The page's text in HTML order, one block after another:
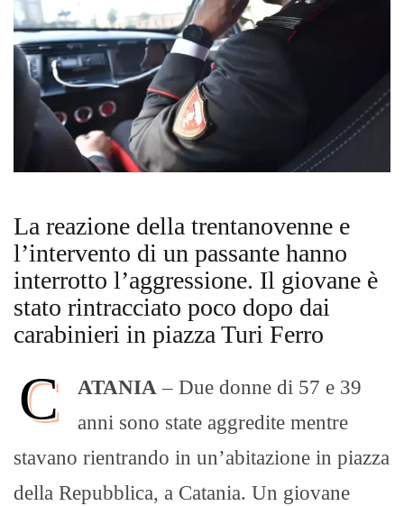
La reazione della trentanovenne e
l’intervento di un passante hanno
interrotto l’aggressione. Il giovane è
stato rintracciato poco dopo dai
carabinieri in piazza Turi Ferro
C ATANIA – Due donne di 57 e 39
anni sono state aggredite mentre
stavano rientrando in un’abitazione in piazza
della Repubblica, a Catania. Un giovane